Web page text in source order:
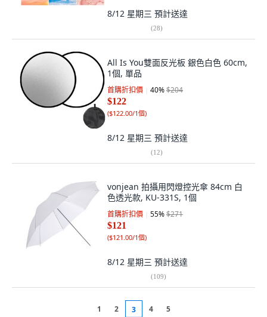
8/12 星期三 預計送達
(28)
All Is You雙面反光板 銀色白色 60cm,
1個, 單品
首購折扣價 40%$204
$122
($122.00/1個)
8/12 星期三 預計送達
(12)
vonjean 拍攝用閃燈控光傘 84cm 白
色透光款, KU-331S, 1個
首購折扣價 55%$271
$121
($121.00/1個)
8/12 星期三 預計送達
(109)
1 2 3 4 5